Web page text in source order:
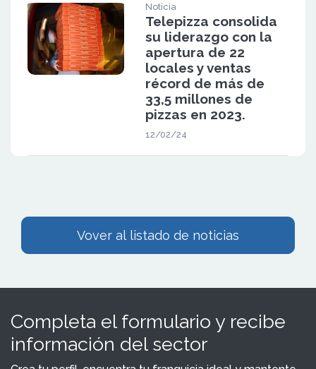
Noticia
Telepizza consolida
su liderazgo con la
apertura de 22
locales y ventas
récord de más de
33,5 millones de
pizzas en 2023.
12/02/24
Vover al listado de noticias
Completa el formulario y recibe
información del sector